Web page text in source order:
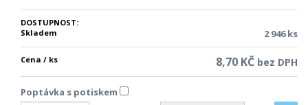
DOSTUPNOST:
Skladem
2 946 ks
Cena / ks 8,70 KČ bez DPH
Poptávka s potiskem